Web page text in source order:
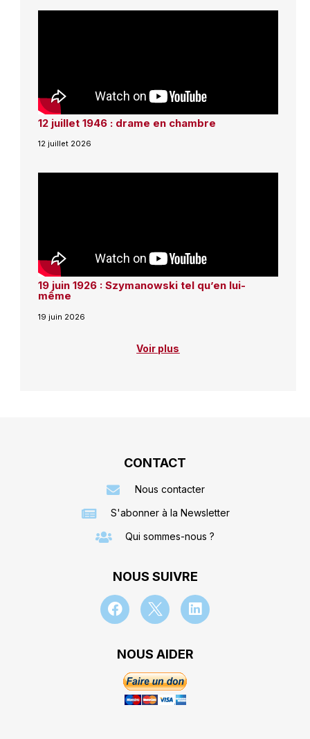
12 juillet 1946 : drame en chambre
12 juillet 2026
19 juin 1926 : Szymanowski tel qu’en lui-
même
19 juin 2026
Voir plus
CONTACT
Nous contacter
S'abonner à la Newsletter
Qui sommes-nous ?
NOUS SUIVRE
NOUS AIDER